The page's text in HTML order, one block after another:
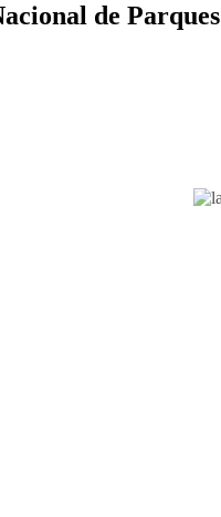
de Parques